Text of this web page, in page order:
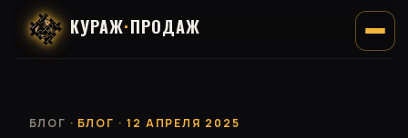
КУРАЖ·ПРОДАЖ
БЛОГ · БЛОГ · 12 АПРЕЛЯ 2025